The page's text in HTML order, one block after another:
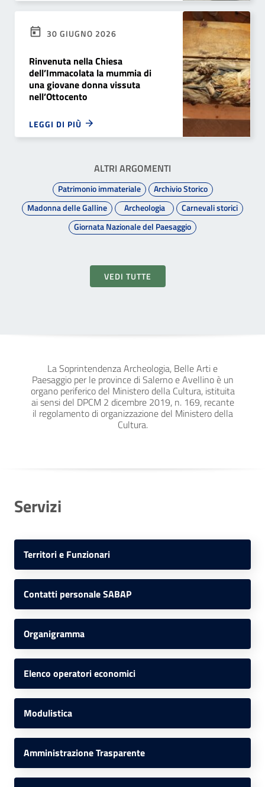
30 GIUGNO 2026
Rinvenuta nella Chiesa
dell’Immacolata la mummia di
una giovane donna vissuta
nell’Ottocento
LEGGI DI PIÙ
ALTRI ARGOMENTI
Patrimonio immateriale
Archivio Storico
Madonna delle Galline
Archeologia
Carnevali storici
Giornata Nazionale del Paesaggio
VEDI TUTTE
La Soprintendenza Archeologia, Belle Arti e
Paesaggio per le province di Salerno e Avellino è un
organo periferico del Ministero della Cultura, istituita
ai sensi del DPCM 2 dicembre 2019, n. 169, recante
il regolamento di organizzazione del Ministero della
Cultura.
Servizi
Territori e Funzionari
Contatti personale SABAP
Organigramma
Elenco operatori economici
Modulistica
Amministrazione Trasparente